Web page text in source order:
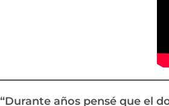
“Durante años pensé que el